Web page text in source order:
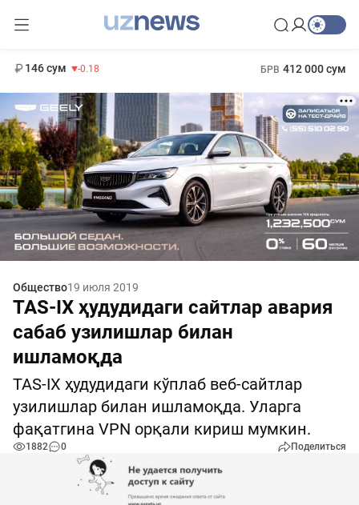
146 сум -0.18 БРВ 412 000 сум
Общество19 июля 2019
TAS-IX ҳудудидаги сайтлар авария
сабаб узилишлар билан
ишламоқда
TAS-IX ҳудудидаги кўплаб веб-сайтлар
узилишлар билан ишламоқда. Уларга
фақатгина VPN орқали кириш мумкин.
1882 0 Поделиться